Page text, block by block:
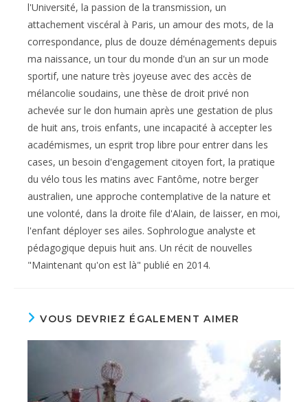
l'Université, la passion de la transmission, un
attachement viscéral à Paris, un amour des mots, de la
correspondance, plus de douze déménagements depuis
ma naissance, un tour du monde d'un an sur un mode
sportif, une nature très joyeuse avec des accès de
mélancolie soudains, une thèse de droit privé non
achevée sur le don humain après une gestation de plus
de huit ans, trois enfants, une incapacité à accepter les
académismes, un esprit trop libre pour entrer dans les
cases, un besoin d'engagement citoyen fort, la pratique
du vélo tous les matins avec Fantôme, notre berger
australien, une approche contemplative de la nature et
une volonté, dans la droite file d'Alain, de laisser, en moi,
l'enfant déployer ses ailes. Sophrologue analyste et
pédagogique depuis huit ans. Un récit de nouvelles
"Maintenant qu'on est là" publié en 2014.
VOUS DEVRIEZ ÉGALEMENT AIMER